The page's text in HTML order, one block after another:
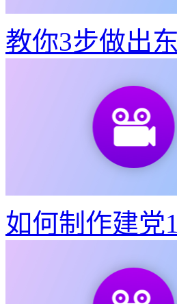
教你3步做出
如何制作建党